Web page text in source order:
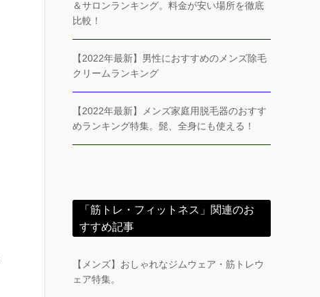
＆サロンランキング。料金が安い場所を徹底
比較！
【2022年最新】男性におすすめのメンズ除毛
クリームランキング
【2022年最新】メンズ家庭用脱毛器のおすす
めランキング特集。髭、全身にも使える！
「筋トレ・フィットネス」関連のお
すすめ記事
【メンズ】おしゃれなジムウェア・筋トレウ
ェア特集。